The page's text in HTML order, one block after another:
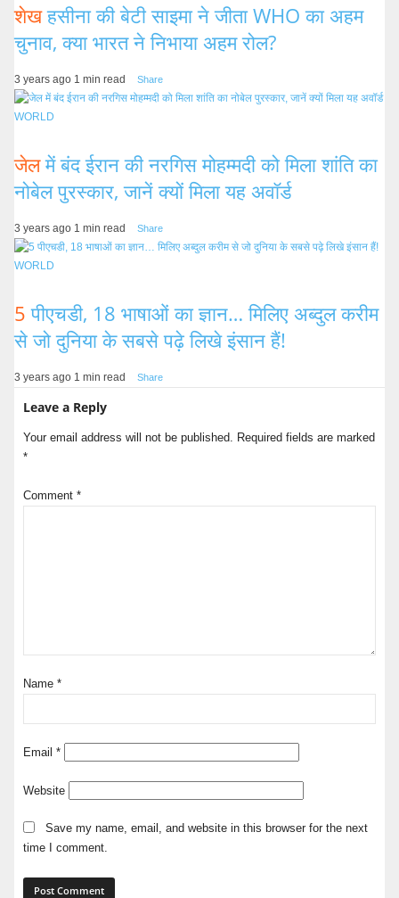
शेखहसीना की बेटी साइमा ने जीता WHO का अहम
चुनाव, क्या भारत ने निभाया अहम रोल?
3 years ago 1 min read Share
WORLD
जेलमें बंद ईरान की नरगिस मोहम्मदी को मिला शांति का
नोबेल पुरस्कार, जानें क्यों मिला यह अवॉर्ड
3 years ago 1 min read Share
WORLD
5 पीएचडी, 18 भाषाओं का ज्ञान… मिलिए अब्दुल करीम
से जो दुनिया के सबसे पढ़े लिखे इंसान हैं!
3 years ago 1 min read Share
Leave a Reply
Your email address will not be published.
Required fields are marked
*
Comment *
Name *
Email *
Website
Save my name, email, and website in this browser for the next
time I comment.